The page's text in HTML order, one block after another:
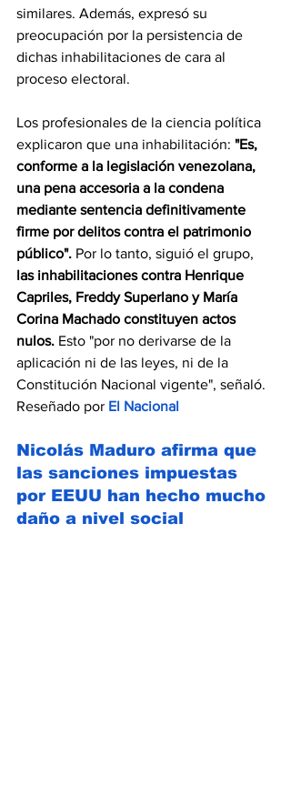
similares. Además, expresó su
preocupación por la persistencia de
dichas inhabilitaciones de cara al
proceso electoral.
Los profesionales de la ciencia política
explicaron que una inhabilitación: "Es,
conforme a la legislación venezolana,
una pena accesoria a la condena
mediante sentencia definitivamente
firme por delitos contra el patrimonio
público". Por lo tanto, siguió el grupo,
las inhabilitaciones contra Henrique
Capriles, Freddy Superlano y María
Corina Machado constituyen actos
nulos. Esto "por no derivarse de la
aplicación ni de las leyes, ni de la
Constitución Nacional vigente", señaló.
Reseñado por El Nacional
Nicolás Maduro afirma que
las sanciones impuestas
por EEUU han hecho mucho
daño a nivel social